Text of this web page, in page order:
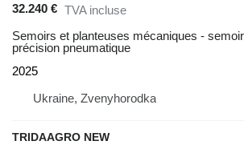
32.240 € TVA incluse
Semoirs et planteuses mécaniques -
précision pneumatique
2025
Ukraine, Zvenyhorodka
TRIDAAGRO NEW